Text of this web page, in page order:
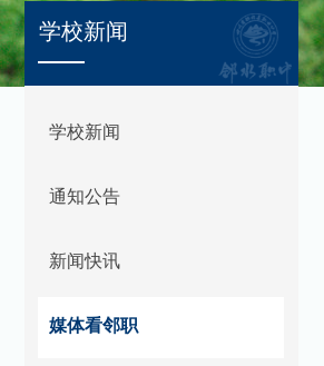
学校新闻
学校新闻
通知公告
新闻快讯
媒体看邻职